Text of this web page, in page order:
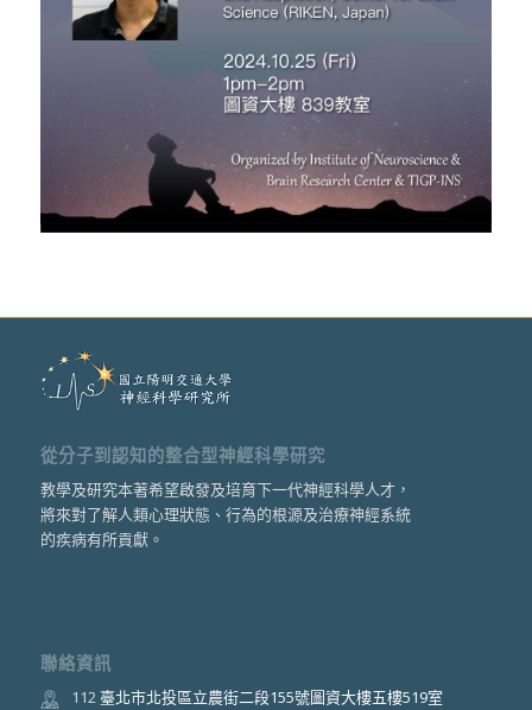
從分子到認知的整合型神經科學研究
教學及研究本著希望啟發及培育下一代神經科學人才，
將來對了解人類心理狀態、行為的根源及治療神經系統
的疾病有所貢獻。
聯絡資訊
112臺北市北投區立農街二段155號圖資大樓五樓519室